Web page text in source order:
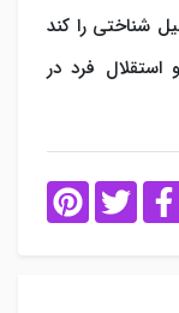
شناختی را کند
استقلال فرد در